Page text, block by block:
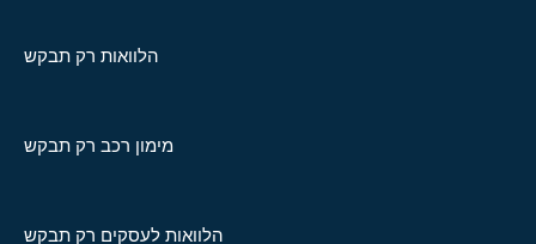
הלוואות רק תבקש
מימון רכב רק תבקש
הלוואות לעסקים רק תבקש